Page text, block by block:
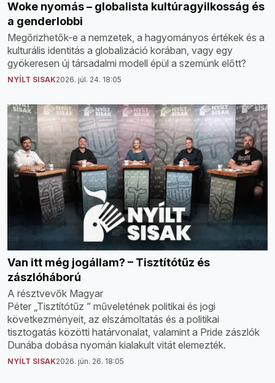
Woke nyomás – globalista kultúragyilkosság és
a genderlobbi
Megőrizhetők-e a nemzetek, a hagyományos értékek és a
kulturális identitás a globalizáció korában, vagy egy
gyökeresen új társadalmi modell épül a szemünk előtt?
NYÍLT SISAK2026. júl. 24. 18:05
Van itt még jogállam? – Tisztítótűz és
zászlóháború
A résztvevők Magyar
Péter „Tisztítótűz ” műveletének politikai és jogi
következményeit, az elszámoltatás és a politikai
tisztogatás közötti határvonalat, valamint a Pride zászlók
Dunába dobása nyomán kialakult vitát elemezték.
NYÍLT SISAK2026. jún. 26. 18:05